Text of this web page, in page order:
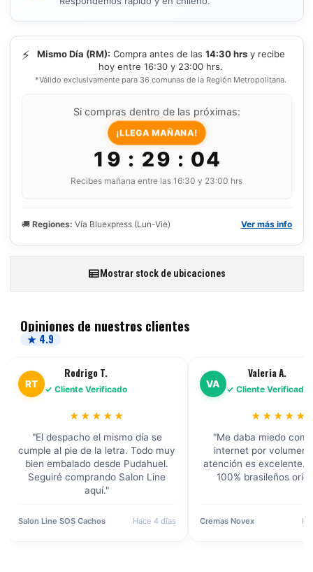
⚡ Mismo Día (RM): Compra antes de las 14:30 hrsy recibe
hoy entre 16:30 y 23:00 hrs.
*Válido exclusivamente para 36 comunas de la Región Metropolitana.
Si compras dentro de las próximas:
¡LLEGA MAÑANA!
19 : 29 : 03
Recibes mañana entre las 16:30 y 23:00 hrs
🚚 Regiones: Vía Bluexpress (Lun-Vie) Ver más info
Mostrar stock de ubicaciones
Opiniones de nuestros clientes
★ 4.9
RT
Rodrigo T.
✓ Cliente Verificado
★★★★★
"El despacho el mismo día se
cumple al pie de la letra. Todo muy
bien embalado desde Pudahuel.
Seguiré comprando Salon Line
aquí."
Salon Line SOS Cachos Hace 4 días
VA
Valeria A.
✓ Cliente Verificado
★★★★★
"Me daba miedo
internet por volumen,
atención es excelente.
100% brasileños
Cremas Novex